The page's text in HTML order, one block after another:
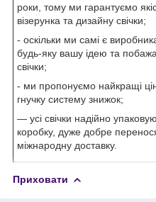
роки, тому ми гарантуємо
візерунка та дизайну свічки;
- оскільки ми самі є
будь-яку вашу ідею та
свічки;
- ми пропонуємо найкращі
гнучку систему знижок;
— усі свічки надійно
коробку, дуже добре
міжнародну доставку.
Приховати